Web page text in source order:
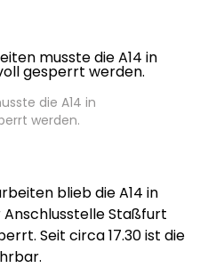
die A14 in
werden.
blieb die A14 in
Staßfurt
Seit circa 17.30 ist die